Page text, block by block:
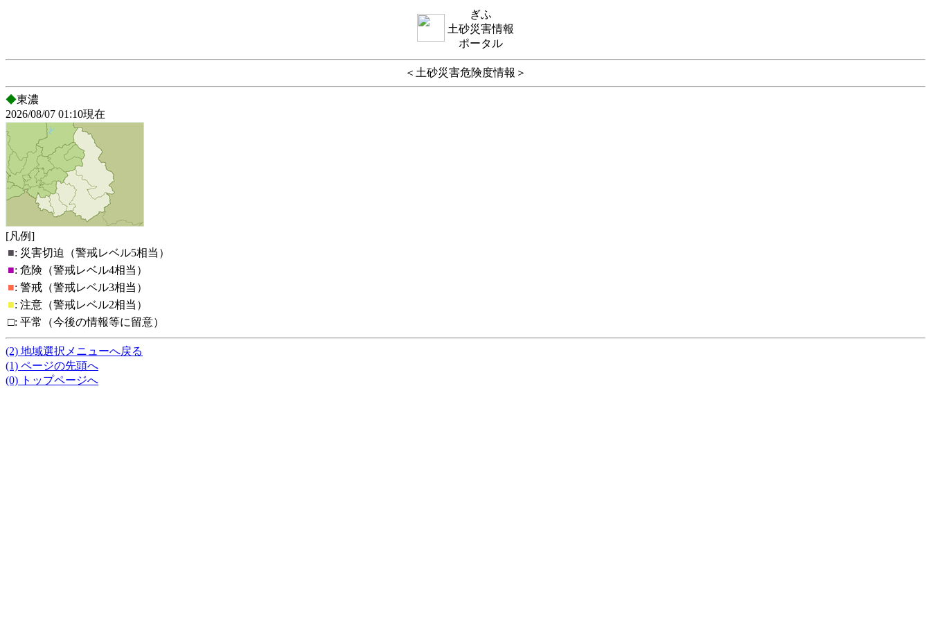
ぎふ
土砂災害情報
ポータル
＜土砂災害危険度情報＞
◆東濃
2026/08/07 01:10現在
[凡例]
■: 災害切迫（警戒レベル5相当）
■: 危険（警戒レベル4相当）
■: 警戒（警戒レベル3相当）
■: 注意（警戒レベル2相当）
□: 平常（今後の情報等に留意）
(2) 地域選択メニューへ戻る
(1) ページの先頭へ
(0) トップページへ